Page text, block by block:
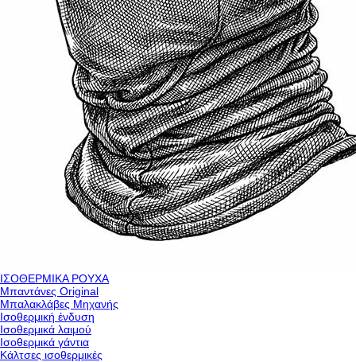
ΙΣΟΘΕΡΜΙΚΑ ΡΟΥΧΑ
Μπαντάνες Original
Μπαλακλάβες Μηχανής
Ισοθερμική ένδυση
Ισοθερμικά λαιμού
Ισοθερμικά γάντια
Κάλτσες ισοθερμικές